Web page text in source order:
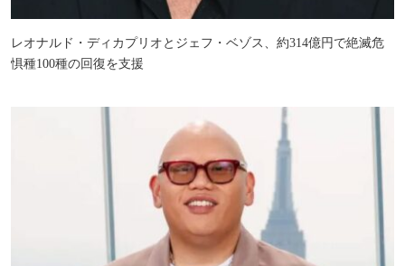
レオナルド・ディカプリオとジェフ・ベゾス、約314億円で絶滅危
惧種100種の回復を支援